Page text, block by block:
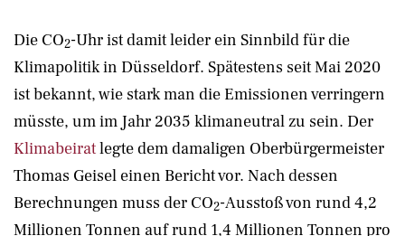
Die CO2-Uhr ist damit leider ein Sinnbild für die
Klimapolitik in Düsseldorf. Spätestens seit Mai 2020
ist bekannt, wie stark man die Emissionen verringern
müsste, um im Jahr 2035 klimaneutral zu sein. Der
Klimabeiratlegte dem damaligen Oberbürgermeister
Thomas Geisel einen Bericht vor. Nach dessen
Berechnungen muss der CO2-Ausstoß von rund 4,2
Millionen Tonnen auf rund 1,4 Millionen Tonnen pro